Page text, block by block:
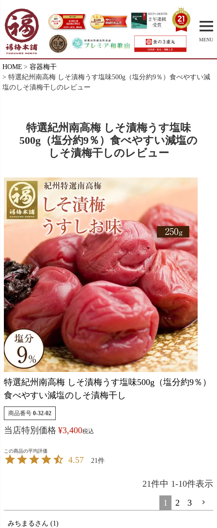
MENU
HOME
容器梅干
特選紀州南高梅 しそ漬梅うす塩味500g（塩分約9％）食べやすい減
塩のしそ漬梅干しのレビュー
特選紀州南高梅 しそ漬梅うす塩味
500g（塩分約9％）食べやすい減塩の
しそ漬梅干しのレビュー
特選紀州南高梅 しそ漬梅うす塩味500g（塩分約9％）
食べやすい減塩のしそ漬梅干し
商品番号 0-32-02
当店特別価格 ¥3,400税込
4.57 21
21件中 1-10件表示
1
2 3
みちまる 1